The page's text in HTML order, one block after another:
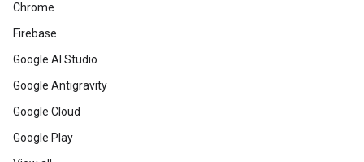
Chrome
Firebase
Google AI Studio
Google Antigravity
Google Cloud
Google Play